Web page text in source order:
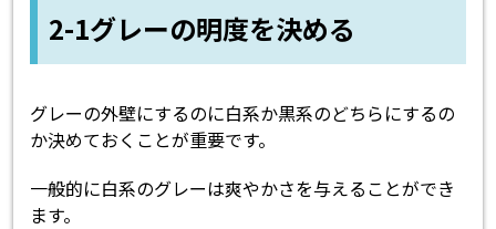
2-1グレーの明度を決める
グレーの外壁にするのに白系か黒系のどちらにするの
か決めておくことが重要です。
一般的に白系のグレーは爽やかさを与えることができ
ます。